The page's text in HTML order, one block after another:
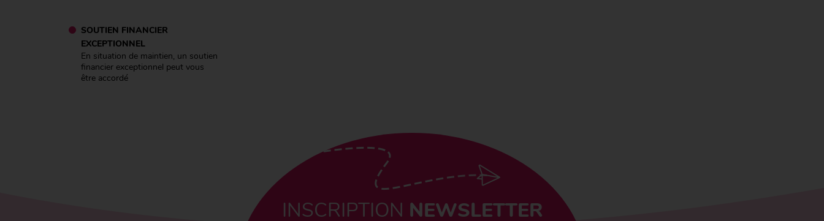
SOUTIEN FINANCIER
EXCEPTIONNEL
En situation de maintien, un soutien
financier exceptionnel peut vous
être accordé
INSCRIPTION NEWSLETTER